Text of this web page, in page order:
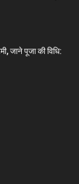
जाने पूजा की विधि: